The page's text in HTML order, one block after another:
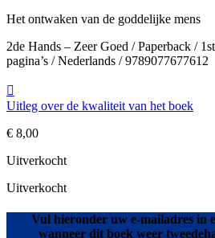
Het ontwaken van de goddelijke mens
2de Hands – Zeer Goed / Paperback /
pagina’s / Nederlands / 9789077677612
Uitleg over de kwaliteit van het boek
€ 8,00
Uitverkocht
Uitverkocht
Vul hieronder uw e-mailadres in
wanneer dit boek weer